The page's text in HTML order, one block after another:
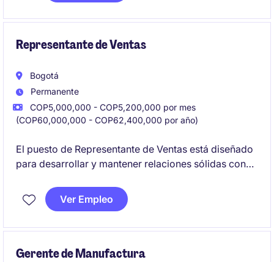
Representante de Ventas
Bogotá
Permanente
COP5,000,000 - COP5,200,000 por mes
(COP60,000,000 - COP62,400,000 por año)
El puesto de Representante de Ventas está diseñado
para desarrollar y mantener relaciones sólidas con
persona seleccionada será responsable de cumplir
metas comerciales y garantizar la satisfacción del
Ver Empleo
Gerente de Manufactura